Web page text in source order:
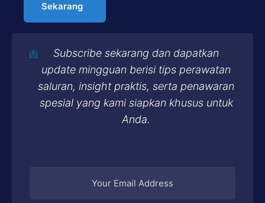
Sekarang
Subscribe sekarang dan dapatkan
update mingguan berisi tips perawatan
saluran, insight praktis, serta penawaran
spesial yang kami siapkan khusus untuk
Anda.